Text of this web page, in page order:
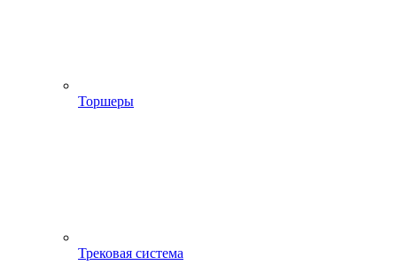
Торшеры
Трековая система